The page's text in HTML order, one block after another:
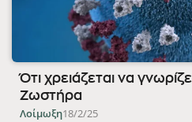
Ότι χρειάζεται να
Ζωστήρα
Λοίμωξη18/2/25